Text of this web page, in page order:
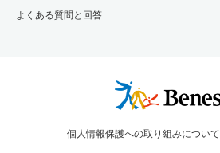
よくある質問と回答
個人情報保護への取り組みについて